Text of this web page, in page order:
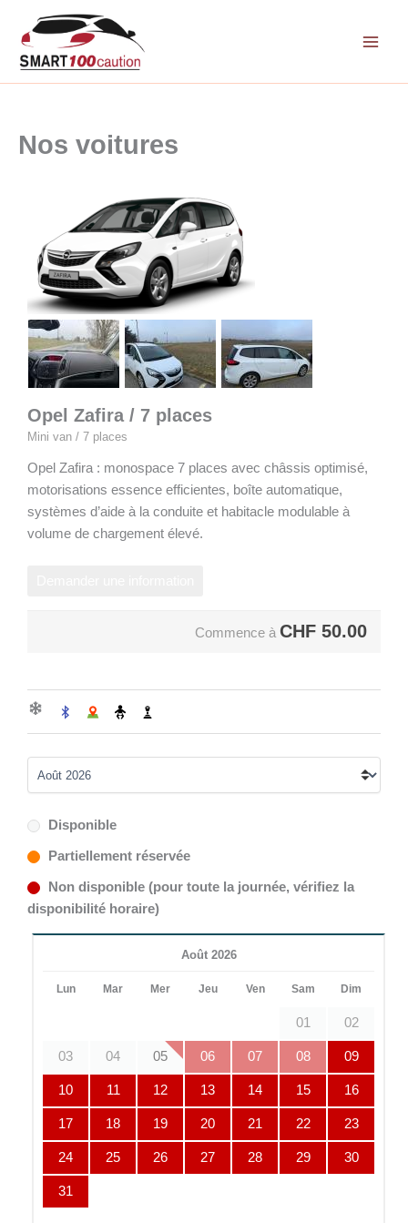
contenu
Nos voitures
Opel Zafira / 7 places
Mini van / 7 places
Opel Zafira : monospace 7 places avec châssis optimisé,
motorisations essence efficientes, boîte automatique,
systèmes d’aide à la conduite et habitacle modulable à
volume de chargement élevé.
Commence à CHF 50.00
Disponible
Partiellement réservée
Non disponible (pour toute la journée, vérifiez la
disponibilité horaire)
Août 2026
Lun Mar Mer Jeu Ven Sam Dim
01 02
03 04 05 06 07 08 09
10 11 12 13 14 15 16
17 18 19 20 21 22 23
24 25 26 27 28 29 30
31